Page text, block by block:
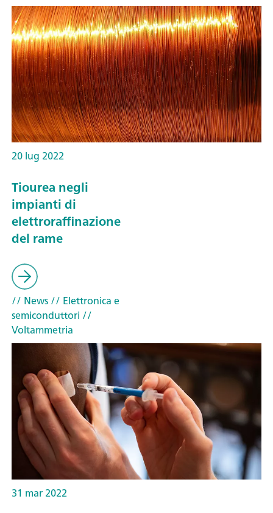
20 lug 2022
Tiourea negli
impianti di
elettroraffinazione
del rame
// News// Elettronica e
semiconduttori //
Voltammetria
31 mar 2022